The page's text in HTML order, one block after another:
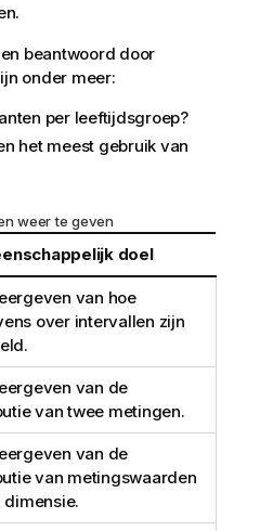
beantwoord door
onder meer:
per leeftijdsgroep?
het meest gebruik van
weer te geven
doel
van hoe
over intervallen zijn
van de
van twee metingen.
van de
van metingswaarden
dimensie.